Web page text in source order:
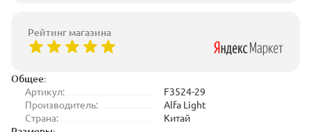
Общее:
Артикул:
F3524-29
Производитель:
Alfa Light
Страна:
Китай
Рейтинг магазина